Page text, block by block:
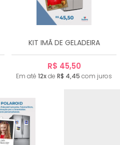
KIT IMÃ DE GELADEIRA
R$ 45,50
Em até 12xde R$ 4,45 com juros